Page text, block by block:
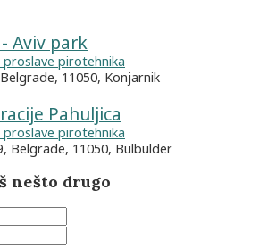
Aviv park
proslave pirotehnika
11050, Konjarnik
Pahuljica
proslave pirotehnika
Belgrade, 11050, Bulbulder
nešto drugo